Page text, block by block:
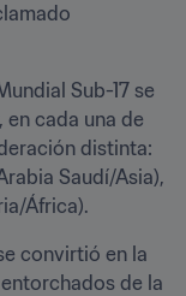
Sub-17 se
en cada una de
distinta:
Saudí/Asia),
África).
convirtió en la
de la